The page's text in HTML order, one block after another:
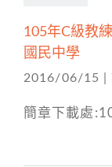
105年C級教
國民中學
2016/06/15
簡章下載處